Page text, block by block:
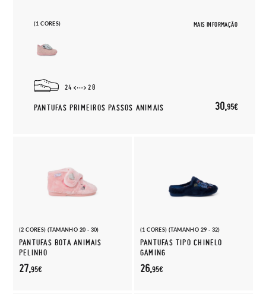
(1 CORES) MAIS INFORMAÇÃO
24 28
PANTUFAS PRIMEIROS PASSOS ANIMAIS 30,95€
(2 CORES) (TAMANHO 20 - 30)
PANTUFAS BOTA ANIMAIS
PELINHO
27,95€
(1 CORES) (TAMANHO 29 - 32)
PANTUFAS TIPO CHINELO
GAMING
26,95€